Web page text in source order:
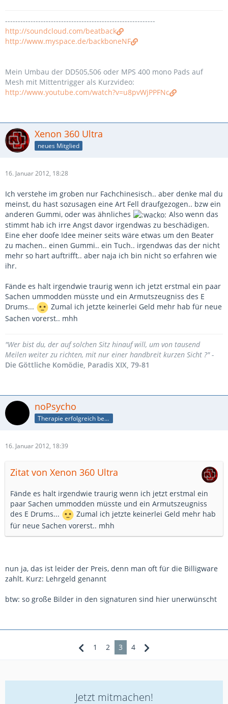
-----------------------------------------------------------
http://soundcloud.com/beatback
http://www.myspace.de/backboneNF
Mein Umbau der DD505,506 oder MPS 400 mono Pads auf
Mesh mit Mittentrigger als Kurzvideo:
http://www.youtube.com/watch?v=u8pvWjPPFNc
Xenon 360 Ultra
neues Mitglied
16. Januar 2012, 18:28
Ich verstehe im groben nur Fachchinesisch.. aber denke mal du
meinst, du hast sozusagen eine Art Fell draufgezogen.. bzw ein
anderen Gummi, oder was ähnliches
Also wenn das
stimmt hab ich irre Angst davor irgendwas zu beschädigen.
Eine eher doofe Idee meiner seits wäre etwas um den Beater
zu machen.. einen Gummi.. ein Tuch.. irgendwas das der nicht
mehr so hart auftrifft.. aber naja ich bin nicht so erfahren wie
ihr.
Fände es halt irgendwie traurig wenn ich jetzt erstmal ein paar
Sachen ummodden müsste und ein Armutszeugniss des E
Drums...
Zumal ich jetzte keinerlei Geld mehr hab für neue
Sachen vorerst.. mhh
"Wer bist du, der auf solchen Sitz hinauf will, um von tausend
Meilen weiter zu richten, mit nur einer handbreit kurzen Sicht ?" -
Die Göttliche Komödie, Paradis XIX, 79-81
noPsycho
Therapie erfolgreich beendet
16. Januar 2012, 18:39
Zitat von Xenon 360 Ultra
Fände es halt irgendwie traurig wenn ich jetzt erstmal ein
paar Sachen ummodden müsste und ein Armutszeugniss
des E Drums...
Zumal ich jetzte keinerlei Geld mehr hab
für neue Sachen vorerst.. mhh
nun ja, das ist leider der Preis, denn man oft für die Billigware
zahlt. Kurz: Lehrgeld genannt
btw: so große Bilder in den signaturen sind hier unerwünscht
1 2 3 4
Jetzt mitmachen!